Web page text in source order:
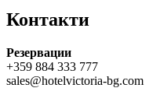
Контакти
Резервации
+359 884 333 777
sales@hotelvictoria-bg.com